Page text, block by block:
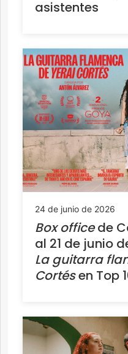
asistentes
24 de junio de 2026
Box officede
al 21 de junio
La guitarra
Cortésen Top